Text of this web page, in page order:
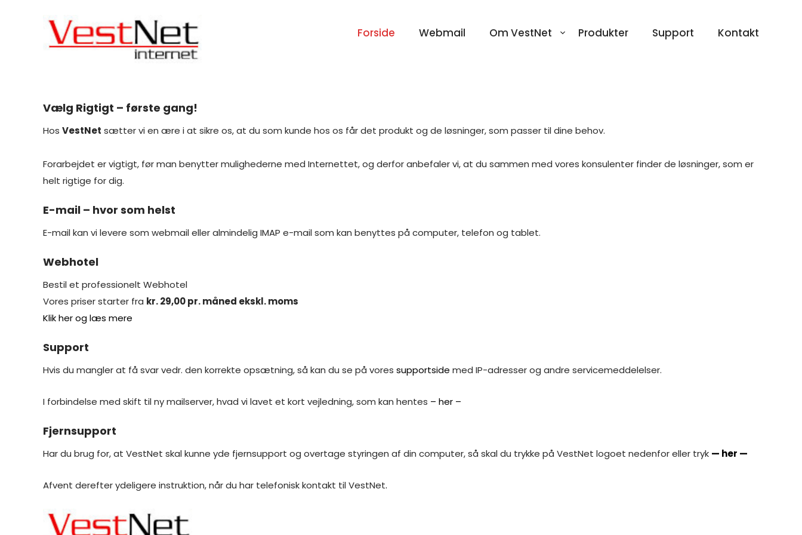
Forside Webmail Om VestNet Produkter Support Kontakt
Vælg Rigtigt – første gang!
Hos VestNet sætter vi en ære i at sikre os, at du som kunde hos os får det produkt og de løsninger, som passer til dine behov.
Forarbejdet er vigtigt, før man benytter mulighederne med Internettet, og derfor anbefaler vi, at du sammen med vores konsulenter finder de løsninger, som er
helt rigtige for dig.
E-mail – hvor som helst
E-mail kan vi levere som webmail eller almindelig IMAP e-mail som kan benyttes på computer, telefon og tablet.
Webhotel
Bestil et professionelt Webhotel
Vores priser starter fra kr. 29,00 pr. måned ekskl. moms
Klik her og læs mere
Support
Hvis du mangler at få svar vedr. den korrekte opsætning, så kan du se på vores supportside med IP-adresser og andre servicemeddelelser.
I forbindelse med skift til ny mailserver, hvad vi lavet et kort vejledning, som kan hentes – her –
Fjernsupport
Har du brug for, at VestNet skal kunne yde fjernsupport og overtage styringen af din computer, så skal du trykke på VestNet logoet nedenfor eller tryk — her —
Afvent derefter ydeligere instruktion, når du har telefonisk kontakt til VestNet.